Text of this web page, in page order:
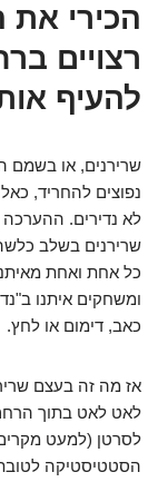
הכירי את
רצויים
להעיף
נפוצים להחריד,
כל אחת ואחת
ומשחקים איתנו
כאב, דימום או לחץ.
אז מה זה בעצם
לאט לאט בתוך הרחם
לסרטן (למעט
הסטטיסטיקה